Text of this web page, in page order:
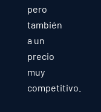
pero
también
a un
precio
muy
competitivo.